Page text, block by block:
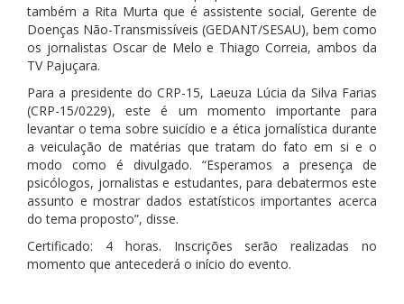
também a Rita Murta que é assistente social, Gerente de
Doenças Não-Transmissíveis (GEDANT/SESAU), bem como
os jornalistas Oscar de Melo e Thiago Correia, ambos da
TV Pajuçara.
Para a presidente do CRP-15, Laeuza Lúcia da Silva Farias
(CRP-15/0229), este é um momento importante para
levantar o tema sobre suicídio e a ética jornalística durante
a veiculação de matérias que tratam do fato em si e o
modo como é divulgado. “Esperamos a presença de
psicólogos, jornalistas e estudantes, para debatermos este
assunto e mostrar dados estatísticos importantes acerca
do tema proposto”, disse.
Certificado: 4 horas. Inscrições serão realizadas no
momento que antecederá o início do evento.